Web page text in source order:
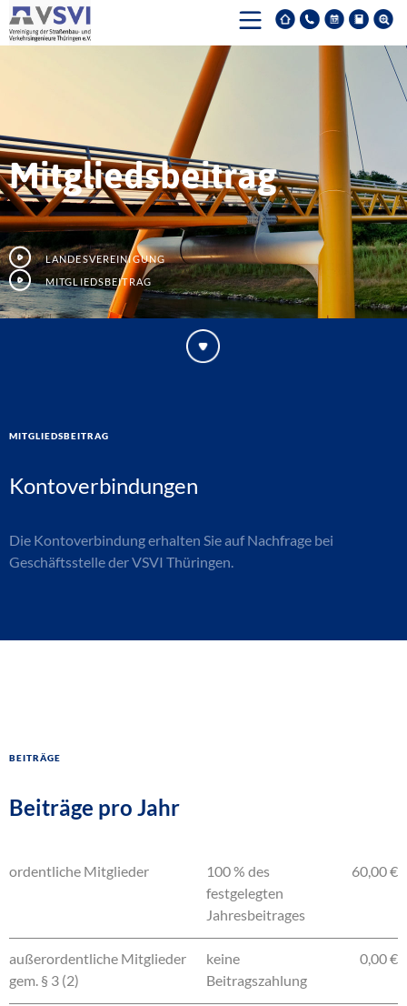
Mitgliedsbeitrag
Landesvereinigung
Mitgliedsbeitrag
Mitgliedsbeitrag
Kontoverbindungen
Die Kontoverbindung erhalten Sie auf Nachfrage bei
Geschäftsstelle der VSVI Thüringen.
Beiträge
Beiträge pro Jahr
ordentliche Mitglieder
100 % des
festgelegten
Jahresbeitrages
60,00 €
außerordentliche Mitglieder
gem. § 3 (2)
keine
Beitragszahlung
0,00 €